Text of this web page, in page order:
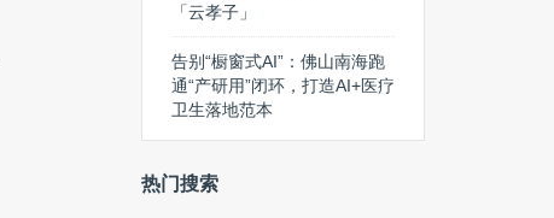
「云孝子」
告别“橱窗式AI”：佛山南海跑
通“产研用”闭环，打造AI+医疗
卫生落地范本
热门搜索